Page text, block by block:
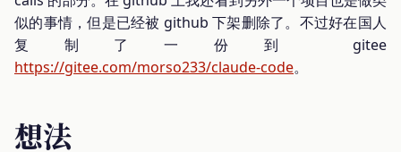
似的事情，但是已经被 github 下架删除了。不过好在国人
复制了一份到 gitee
https://gitee.com/morso233/claude-code。
想法